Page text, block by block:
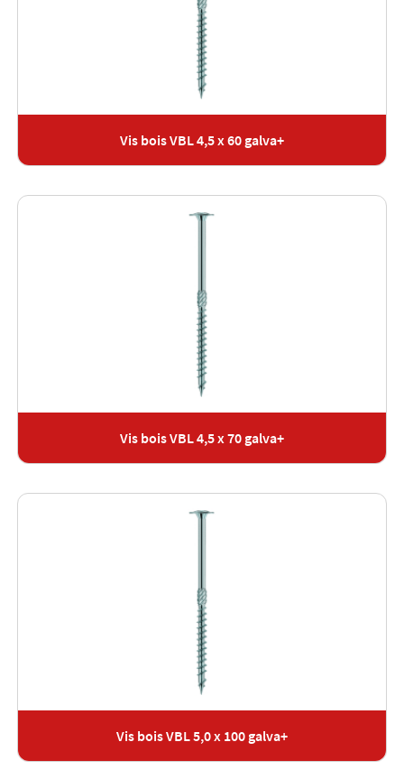
Vis bois VBL 4,5 x 60 galva+
Vis bois VBL 4,5 x 70 galva+
Vis bois VBL 5,0 x 100 galva+